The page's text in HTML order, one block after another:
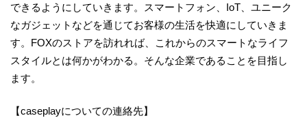
できるようにしていきます。スマートフォン、IoT、ユニーク
なガジェットなどを通じてお客様の生活を快適にしていきま
す。FOXのストアを訪れれば、これからのスマートなライフ
スタイルとは何かがわかる。そんな企業であることを目指し
ます。
【caseplayについての連絡先】